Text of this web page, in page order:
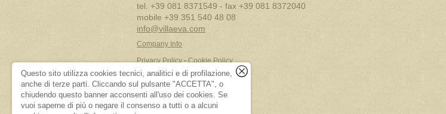
tel. +39 081 8371549 - fax +39 081 8372040
mobile +39 351 540 48 08
info@villaeva.com
Company Info
Villa Eva S.n.c. - P.IVA e CF. 06273141215
Via La Fabbrica, 8 80071 - Anacapri Napoli - Italy
Privacy Policy-Cookie Policy
Questo sito utilizza cookies tecnici, analitici e di profilazione,
anche di terze parti. Cliccando sul pulsante "ACCETTA", o
chiudendo questo banner acconsenti all'uso dei cookies. Se
vuoi saperne di più o negare il consenso a tutti o a alcuni